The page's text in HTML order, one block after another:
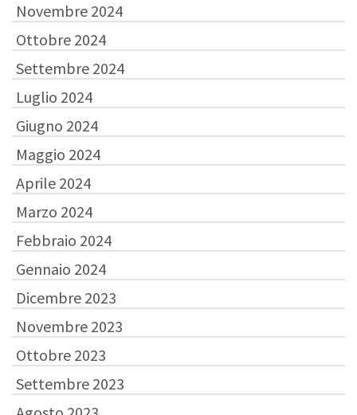
Novembre 2024
Ottobre 2024
Settembre 2024
Luglio 2024
Giugno 2024
Maggio 2024
Aprile 2024
Marzo 2024
Febbraio 2024
Gennaio 2024
Dicembre 2023
Novembre 2023
Ottobre 2023
Settembre 2023